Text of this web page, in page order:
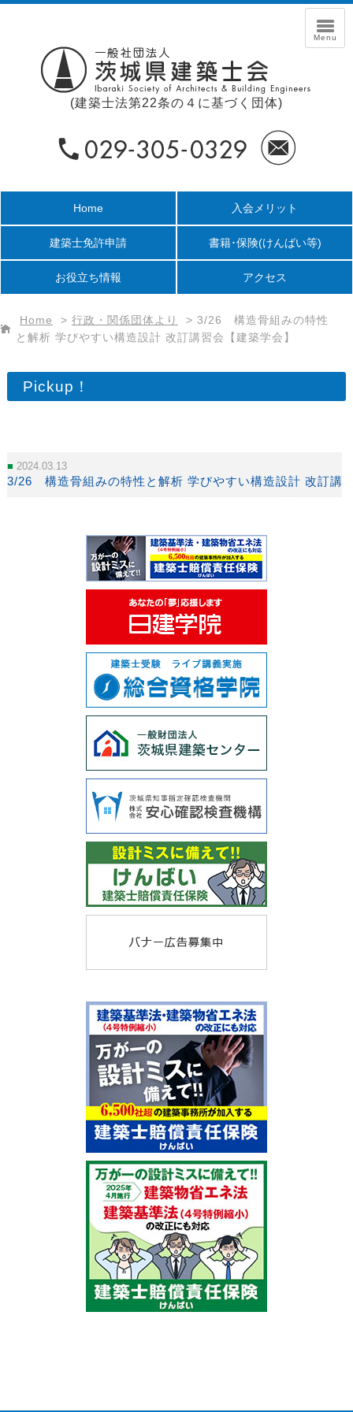
(建築士法第22条の４に基づく団体)
Home 入会メリット
建築士免許申請 書籍･保険(けんばい等)
お役立ち情報 アクセス
Home > 行政・関係団体より > 3/26 構造骨組みの特性
と解析 学びやすい構造設計 改訂講習会【建築学会】
Pickup！
2024.03.13
3/26 構造骨組みの特性と解析 学びやすい構造設計 改訂講